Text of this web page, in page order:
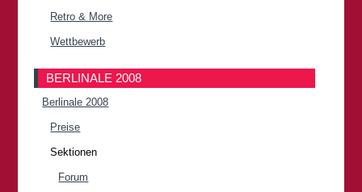
Retro & More
Wettbewerb
BERLINALE 2008
Berlinale 2008
Preise
Sektionen
Forum